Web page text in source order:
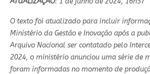
O texto foi atualizado para incluir
Ministério da Gestão e Inovação após a
Arquivo Nacional ser contatado pelo
2024, o ministério anunciou uma série de
foram informadas no momento de